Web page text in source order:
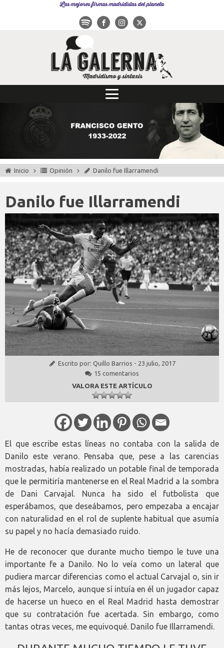
Las mejores firmas madridistas del planeta
Inicio Opinión Danilo fue Illarramendi
Danilo fue Illarramendi
Escrito por: Quillo Barrios - 23 julio, 2017
15 comentarios
VALORA ESTE ARTÍCULO
El que escribe estas líneas no contaba con la salida de
Danilo este verano. Pensaba que, pese a las carencias
mostradas, había realizado un potable final de temporada
que le permitiría mantenerse en el Real Madrid a la sombra
de Dani Carvajal. Nunca ha sido el futbolista que
esperábamos, que deseábamos, pero empezaba a encajar
con naturalidad en el rol de suplente habitual que asumía
su papel y no hacía demasiado ruido.
He de reconocer que durante mucho tiempo le tuve una
importante fe a Danilo. No lo veía como un lateral que
pudiera marcar diferencias como el actual Carvajal o, sin ir
más lejos, Marcelo, aunque sí intuía en él un jugador capaz
de hacerse un hueco en el Real Madrid hasta demostrar
que su contratación fue acertada. Sin embargo, como
tantas otras veces, me equivoqué. Danilo fue Illarramendi.